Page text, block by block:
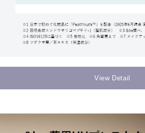
View Detail